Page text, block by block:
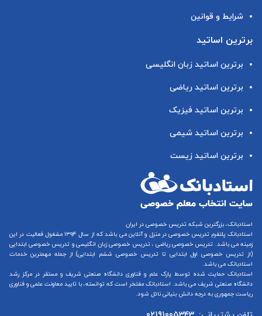
شرایط و قوانین
برترین اساتید
برترین اساتید زبان انگلیسی
برترین اساتید ریاضی
برترین اساتید فیزیک
برترین اساتید شیمی
برترین اساتید زیست
استادبانک، بزرگترین شبکه تدریس خصوصی در ایران
استادبانک پلتفرم تدریس خصوصی در منزل و آنلاین
می باشد که از سال ۱۳۹۴ مشغول فعالیت در این
زمینه می باشد. تدریس خصوصی ریاضی ، تدریس خصوصی زبان انگلیسیو تدریس خصوصی ابتدایی
(از تدریس خصوصی اول ابتدایی تا تدریس خصوصی ششم ابتدایی) از جمله مهمترین خدمات
استادبانک می باشد.
استادبانک حمایت شده توسط پارک علم و فناوری دانشگاه صنعتی شریف و مستقر در مرکز رشد
دانشگاه صنعتی شریف می باشد. استادبانک مفتخر است که توانسته، با تایید معاونت علمی و فناوری
ریاست جمهوری به درجه دانش بنیانی نائل شود.